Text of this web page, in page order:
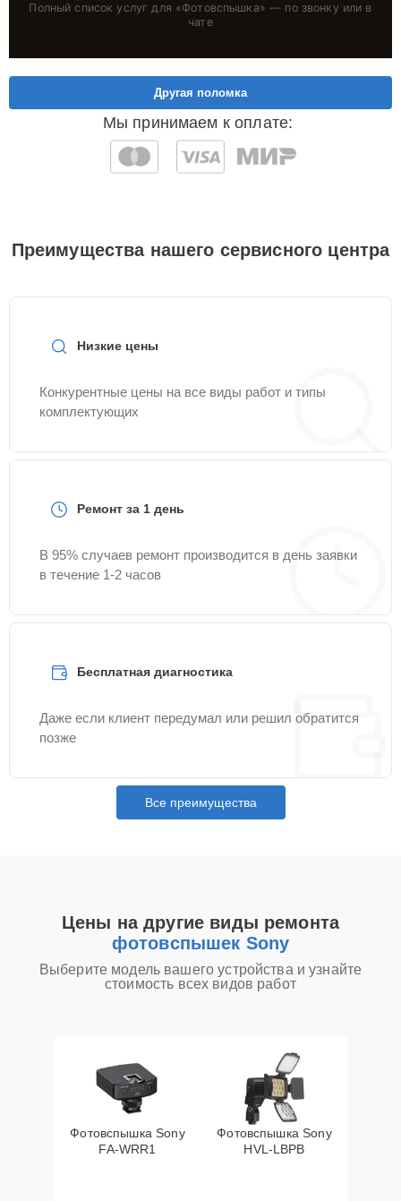
Полный список услуг для «Фотовспышка» — по звонку или в
чате
Мы принимаем к оплате:
Другая поломка
Преимущества нашего сервисного центра
Низкие цены
Конкурентные цены на все виды работ и типы
комплектующих
Ремонт за 1 день
В 95% случаев ремонт производится в день заявки
в течение 1-2 часов
Бесплатная диагностика
Даже если клиент передумал или решил обратится
позже
Все преимущества
Цены на другие виды ремонта
фотовспышек Sony
Выберите модель вашего устройства и узнайте
стоимость всех видов работ
Фотовспышка Sony
FA-WRR1
Фотовспышка Sony
HVL-LBPB